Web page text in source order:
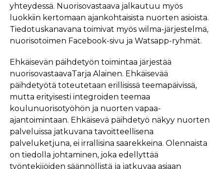
yhteydessä. Nuorisovastaava jalkautuu myös
luokkiin kertomaan ajankohtaisista nuorten asioista.
Tiedotuskanavana toimivat myös wilma-järjestelmä,
nuorisotoimen Facebook-sivu ja Watsapp-ryhmät.
Ehkäisevän päihdetyön toimintaa järjestää
nuorisovastaavaTarja Alainen. Ehkäisevää
päihdetyötä toteutetaan erillisissä teemapäivissä,
mutta erityisesti integroiden teemaa
koulunuorisotyöhön ja nuorten vapaa-
ajantoimintaan. Ehkäisevä päihdetyö näkyy nuorten
palveluissa jatkuvana tavoitteellisena
palveluketjuna, ei irrallisina saarekkeina. Olennaista
on tiedolla johtaminen, joka edellyttää
työntekijöiden säännöllistä ja jatkuvaa asiaan